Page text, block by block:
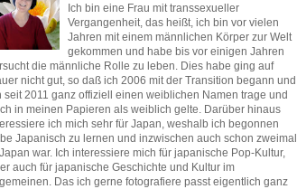
Ich bin eine Frau mit transsexueller
Vergangenheit, das heißt, ich bin vor vielen
Jahren mit einem männlichen Körper zur Welt
gekommen und habe bis vor einigen Jahren
die männliche Rolle zu leben. Dies habe ging auf
nicht gut, so daß ich 2006 mit der Transition begann und
seit 2011 ganz offiziell einen weiblichen Namen trage und
in meinen Papieren als weiblich gelte. Darüber hinaus
ich mich sehr für Japan, weshalb ich begonnen
Japanisch zu lernen und inzwischen auch schon zweimal
war. Ich interessiere mich für japanische Pop-Kultur,
auch für japanische Geschichte und Kultur im
Das ich gerne fotografiere passt eigentlich ganz